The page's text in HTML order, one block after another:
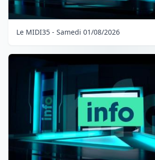
Le MIDI35 - Samedi 01/08/2026